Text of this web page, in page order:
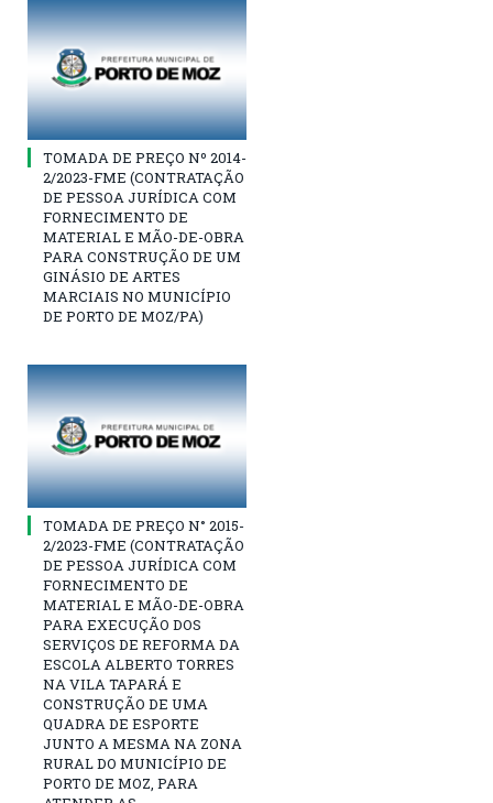
TOMADA DE PREÇO Nº 2014-
2/2023-FME (CONTRATAÇÃO
DE PESSOA JURÍDICA COM
FORNECIMENTO DE
MATERIAL E MÃO-DE-OBRA
PARA CONSTRUÇÃO DE UM
GINÁSIO DE ARTES
MARCIAIS NO MUNICÍPIO
DE PORTO DE MOZ/PA)
TOMADA DE PREÇO N° 2015-
2/2023-FME (CONTRATAÇÃO
DE PESSOA JURÍDICA COM
FORNECIMENTO DE
MATERIAL E MÃO-DE-OBRA
PARA EXECUÇÃO DOS
SERVIÇOS DE REFORMA DA
ESCOLA ALBERTO TORRES
NA VILA TAPARÁ E
CONSTRUÇÃO DE UMA
QUADRA DE ESPORTE
JUNTO A MESMA NA ZONA
RURAL DO MUNICÍPIO DE
PORTO DE MOZ, PARA